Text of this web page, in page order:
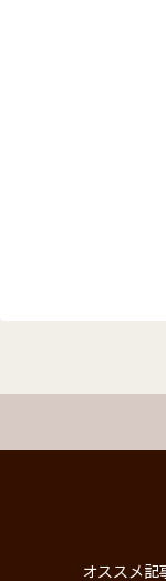
オススメ記